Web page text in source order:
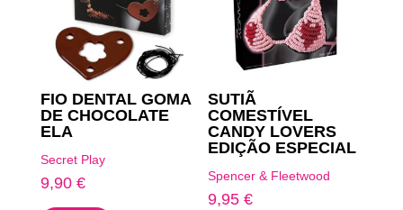
FIO DENTAL GOMA
DE CHOCOLATE
ELA
Secret Play
9,90 €
SUTIÃ
COMESTÍVEL
CANDY LOVERS
EDIÇÃO ESPECIAL
Spencer & Fleetwood
9,95€